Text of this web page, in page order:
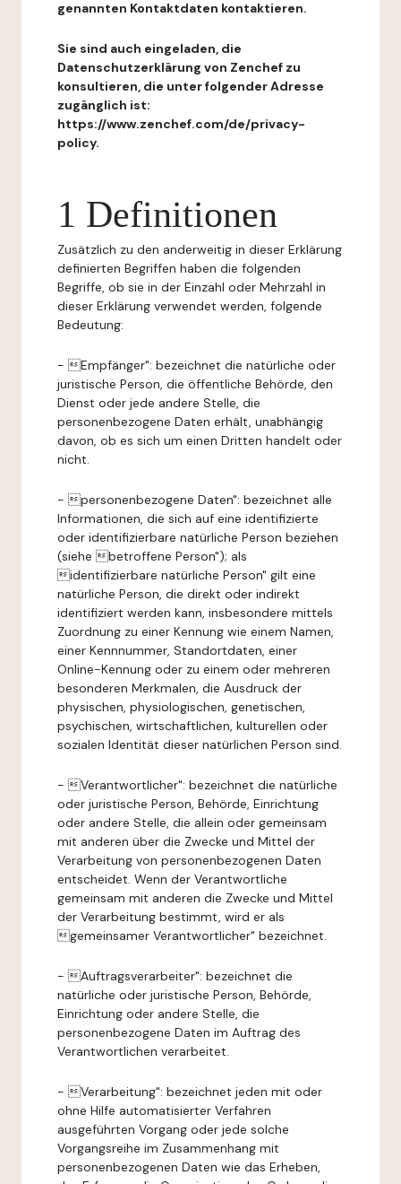
genannten Kontaktdaten kontaktieren.
Sie sind auch eingeladen, die
Datenschutzerklärung von Zenchef zu
konsultieren, die unter folgender Adresse
zugänglich ist:
https://www.zenchef.com/de/privacy-
policy.
1 Definitionen
Zusätzlich zu den anderweitig in dieser Erklärung
definierten Begriffen haben die folgenden
Begriffe, ob sie in der Einzahl oder Mehrzahl in
dieser Erklärung verwendet werden, folgende
Bedeutung:
- Empfänger": bezeichnet die natürliche oder
juristische Person, die öffentliche Behörde, den
Dienst oder jede andere Stelle, die
personenbezogene Daten erhält, unabhängig
davon, ob es sich um einen Dritten handelt oder
nicht.
- personenbezogene Daten": bezeichnet alle
Informationen, die sich auf eine identifizierte
oder identifizierbare natürliche Person beziehen
(siehe betroffene Person"); als
identifizierbare natürliche Person" gilt eine
natürliche Person, die direkt oder indirekt
identifiziert werden kann, insbesondere mittels
Zuordnung zu einer Kennung wie einem Namen,
einer Kennnummer, Standortdaten, einer
Online-Kennung oder zu einem oder mehreren
besonderen Merkmalen, die Ausdruck der
physischen, physiologischen, genetischen,
psychischen, wirtschaftlichen, kulturellen oder
sozialen Identität dieser natürlichen Person sind.
- Verantwortlicher": bezeichnet die natürliche
oder juristische Person, Behörde, Einrichtung
oder andere Stelle, die allein oder gemeinsam
mit anderen über die Zwecke und Mittel der
Verarbeitung von personenbezogenen Daten
entscheidet. Wenn der Verantwortliche
gemeinsam mit anderen die Zwecke und Mittel
der Verarbeitung bestimmt, wird er als
gemeinsamer Verantwortlicher" bezeichnet.
- Auftragsverarbeiter": bezeichnet die
natürliche oder juristische Person, Behörde,
Einrichtung oder andere Stelle, die
personenbezogene Daten im Auftrag des
Verantwortlichen verarbeitet.
- Verarbeitung": bezeichnet jeden mit oder
ohne Hilfe automatisierter Verfahren
ausgeführten Vorgang oder jede solche
Vorgangsreihe im Zusammenhang mit
personenbezogenen Daten wie das Erheben,